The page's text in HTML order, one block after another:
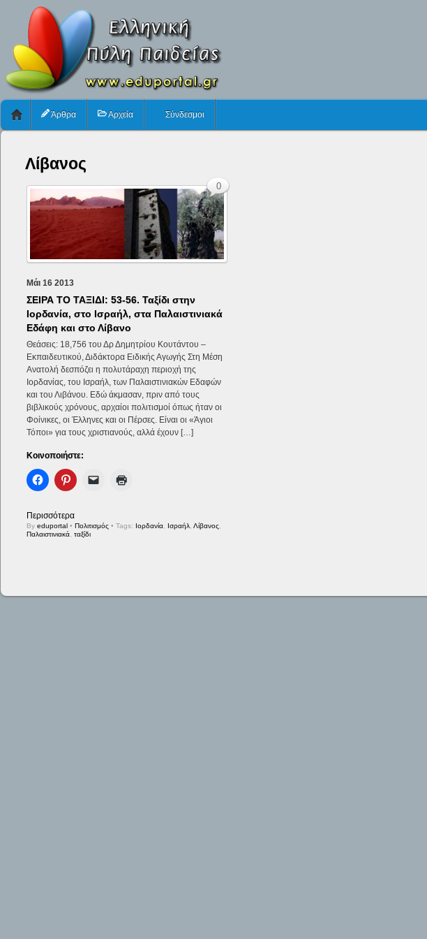
Άρθρα Αρχεία Σύνδεσμοι
Λίβανος
Μάι 16 2013
ΣΕΙΡΑ ΤΟ ΤΑΞΙΔΙ: 53-56. Ταξίδι στην
Ιορδανία, στο Ισραήλ, στα Παλαιστινιακά
Εδάφη και στο Λίβανο
Θεάσεις: 18,756 του Δρ Δημητρίου Κουτάντου –
Εκπαιδευτικού, Διδάκτορα Ειδικής Αγωγής Στη Μέση
Ανατολή δεσπόζει η πολυτάραχη περιοχή της
Ιορδανίας, του Ισραήλ, των Παλαιστινιακών Εδαφών
και του Λιβάνου. Εδώ άκμασαν, πριν από τους
βιβλικούς χρόνους, αρχαίοι πολιτισμοί όπως ήταν οι
Φοίνικες, οι Έλληνες και οι Πέρσες. Είναι οι «Άγιοι
Τόποι» για τους χριστιανούς, αλλά έχουν […]
Κοινοποιήστε:
Περισσότερα
By eduportal • Πολιτισμός
0
• Tags: Ιορδανία Ισραήλ Λίβανος
Παλαιστινιακά ταξίδι